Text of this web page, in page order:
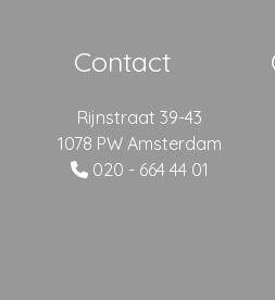
Contact
Rijnstraat 39-43
1078 PW Amsterdam
020 - 664 44 01